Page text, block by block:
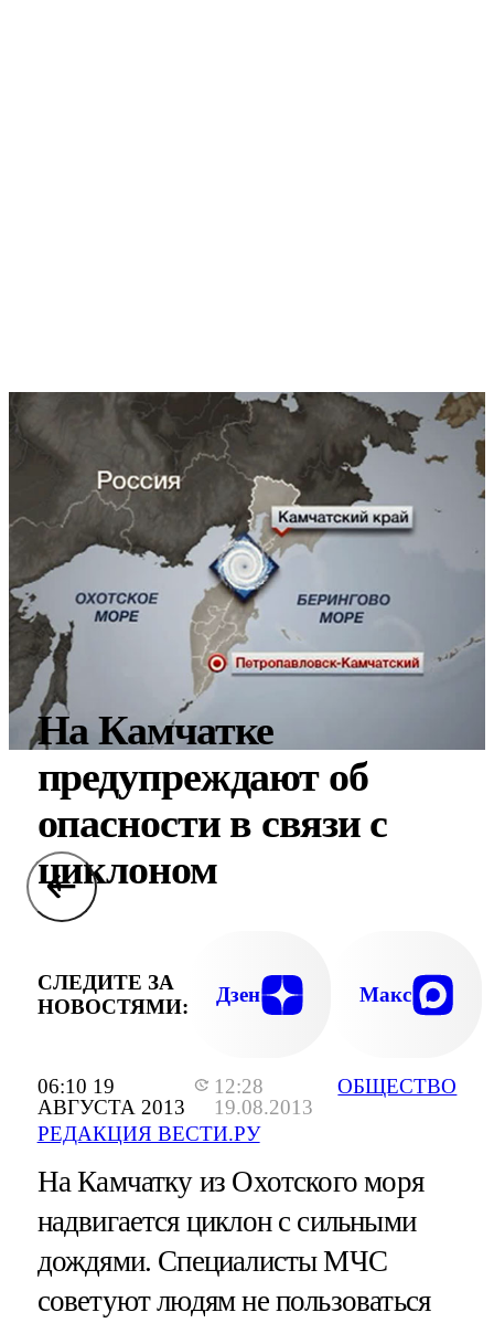
06:10 19
АВГУСТА 2013
12:28
19.08.2013
РЕДАКЦИЯ ВЕСТИ.РУ
ОБЩЕСТВО
На Камчатке
предупреждают об
опасности в связи с
циклоном
СЛЕДИТЕ ЗА
НОВОСТЯМИ:
Дзен Макс
На Камчатку из Охотского моря
надвигается циклон с сильными
дождями. Специалисты МЧС
советуют людям не пользоваться